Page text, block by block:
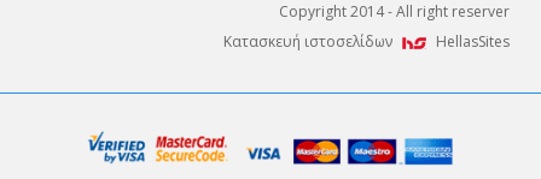
Copyright 2014 - All right reserver
Κατασκευή ιστοσελίδων
HellasSites